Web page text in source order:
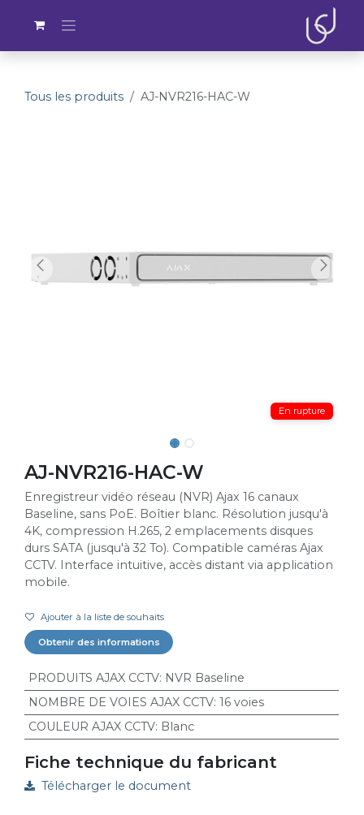
Tous les produits AJ-NVR216-HAC-W
En rupture
AJ-NVR216-HAC-W
Enregistreur vidéo réseau (NVR) Ajax 16 canaux
Baseline, sans PoE. Boîtier blanc. Résolution jusqu'à
4K, compression H.265, 2 emplacements disques
durs SATA (jusqu'à 32 To). Compatible caméras Ajax
CCTV. Interface intuitive, accès distant via application
mobile.
Ajouter à la liste de souhaits
Obtenir des informations
PRODUITS AJAX CCTV: NVR Baseline
NOMBRE DE VOIES AJAX CCTV: 16 voies
COULEUR AJAX CCTV: Blanc
Fiche technique du fabricant
Télécharger le document